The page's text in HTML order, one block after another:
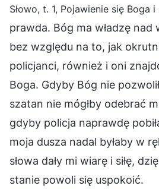
Słowo, t. 1, Pojawienie się Boga i
prawda. Bóg ma władzę nad
bez względu na to, jak
policjanci, również i oni
Boga. Gdyby Bóg nie
szatan nie mógłby odebrać
gdyby policja naprawdę
moja dusza nadal byłaby w
słowa dały mi wiarę i siłę,
stanie powoli się uspokoić.